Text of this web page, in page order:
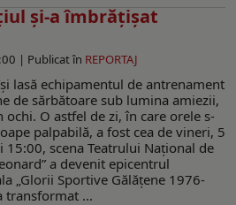
și-a îmbrățișat
| Publicat în REPORTAJ
lasă echipamentul de antrenament
de sărbătoare sub lumina amiezii,
O astfel de zi, în care orele s-
palpabilă, a fost cea de vineri, 5
scena Teatrului Național de
a devenit epicentrul
„Glorii Sportive Gălățene 1976-
transformat ...